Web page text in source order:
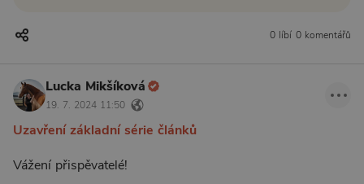
0 líbí 0 komentářů
Lucka Mikšíková
19. 7. 2024 11:50
Uzavření základní série článků
Vážení přispěvatelé!